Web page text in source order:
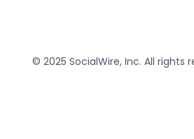
© 2025 SocialWire, Inc. All rights